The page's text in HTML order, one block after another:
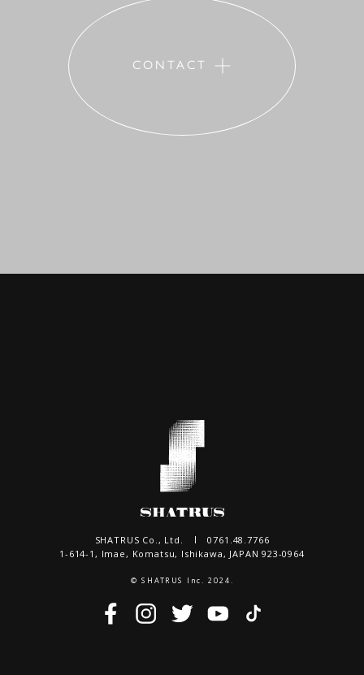
CONTACT +
SHATRUS Co., Ltd.
0761.48.7766
1-614-1, Imae, Komatsu, Ishikawa, JAPAN 923-0964
© SHATRUS Inc. 2024.